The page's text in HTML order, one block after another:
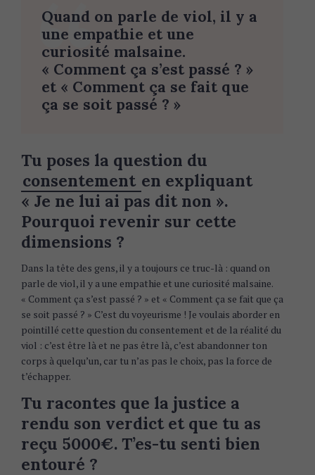
Quand on parle de viol, il y a
une empathie et une
curiosité malsaine.
« Comment ça s’est passé ? »
et « Comment ça se fait que
ça se soit passé ? »
Tu poses la question du
consentement en expliquant
« Je ne lui ai pas dit non ».
Pourquoi revenir sur cette
dimensions ?
Dans la tête des gens, il y a toujours ce truc-là : quand on
parle de viol, il y a une empathie et une curiosité malsaine.
« Comment ça s’est passé ? » et « Comment ça se fait que ça
se soit passé ? » C’est du voyeurisme ! Je voulais aborder en
pointillé cette question du consentement et de la réalité du
viol : c’est être là et ne pas être là, c’est abandonner ton
corps à quelqu’un, car tu n’as pas le choix, pas la force de
t’échapper.
Tu racontes que la justice a
rendu son verdict et que tu as
reçu 5000€. T’es-tu senti bien
entouré ?